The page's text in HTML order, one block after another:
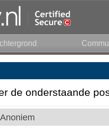
de onderstaande
Anoniem